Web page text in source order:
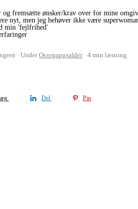
og fremsætte ønsker/krav over for mine
nyt, men jeg behøver ikke være
min 'fejlfrihed'
UnderOvergangsalder 4 min læsning
Del Pin